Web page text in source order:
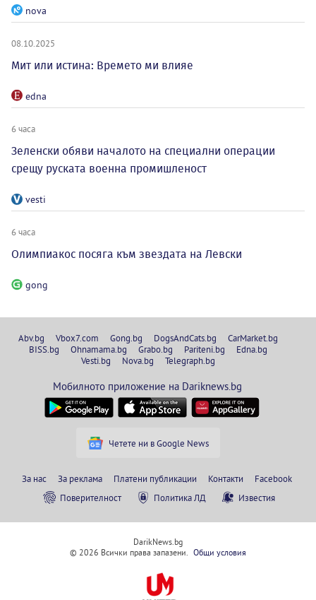
nova
08.10.2025
Мит или истина: Времето ми влияе
edna
6 часа
Зеленски обяви началото на специални операции
срещу руската военна промишленост
vesti
6 часа
Олимпиакос посяга към звездата на Левски
gong
Abv.bg Vbox7.com Gong.bg DogsAndCats.bg
CarMarket.bg
BISS.bg
Ohnamama.bg Grabo.bg Pariteni.bg
Edna.bg
Vesti.bg
Nova.bg Telegraph.bg
Мобилното приложение на Dariknews.bg
Четете ни в Google News
За нас За реклама Платени публикации Контакти
Facebook
Поверителност
Политика ЛД Известия
DarikNews.bg
© 2026 Всички права запазени. Общи условия